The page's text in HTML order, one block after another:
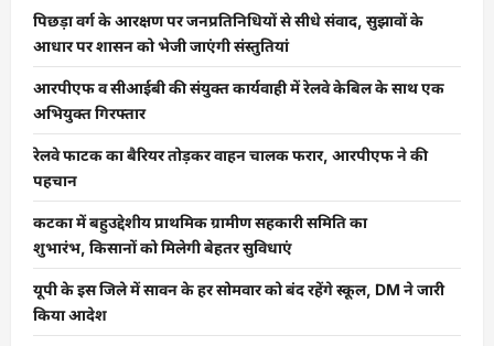
पत्नी
को
फ़ोन
कर
बुलाया
और
किया
गैंगरेप,आरोपियों
के
खिलाफ
FIR
पिछड़ा वर्ग के आरक्षण पर जनप्रतिनिधियों से सीधे संवाद, सुझावों के
आधार पर शासन को भेजी जाएंगी संस्तुतियां
आरपीएफ व सीआईबी की संयुक्त कार्यवाही में रेलवे केबिल के साथ एक
अभियुक्त गिरफ्तार
रेलवे फाटक का बैरियर तोड़कर वाहन चालक फरार, आरपीएफ ने की
पहचान
कटका में बहुउद्देशीय प्राथमिक ग्रामीण सहकारी समिति का
शुभारंभ, किसानों को मिलेगी बेहतर सुविधाएं
यूपी के इस जिले में सावन के हर सोमवार को बंद रहेंगे स्कूल, DM ने जारी
किया आदेश